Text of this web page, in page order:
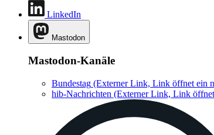
LinkedIn
Mastodon
Mastodon-Kanäle
Bundestag (Externer Link, Link öffnet ein
hib-Nachrichten (Externer Link, Link öffnet